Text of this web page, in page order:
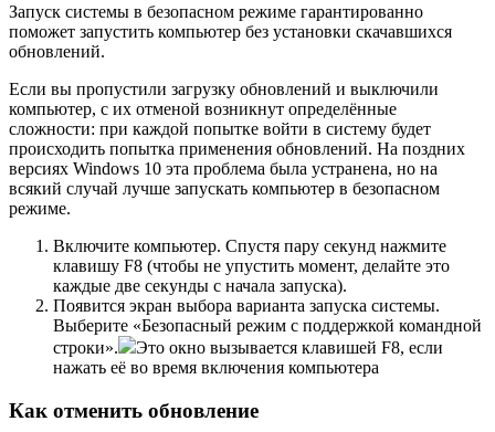
Запуск системы в безопасном режиме гарантированно
поможет запустить компьютер без установки скачавшихся
обновлений.
Если вы пропустили загрузку обновлений и выключили
компьютер, с их отменой возникнут определённые
сложности: при каждой попытке войти в систему будет
происходить попытка применения обновлений. На поздних
версиях Windows 10 эта проблема была устранена, но на
всякий случай лучше запускать компьютер в безопасном
режиме.
Включите компьютер. Спустя пару секунд нажмите
клавишу F8 (чтобы не упустить момент, делайте это
каждые две секунды с начала запуска).
Появится экран выбора варианта запуска системы.
Выберите «Безопасный режим с поддержкой командной
строки».
Это окно вызывается клавишей F8, если
нажать её во время включения компьютера
Как отменить обновление